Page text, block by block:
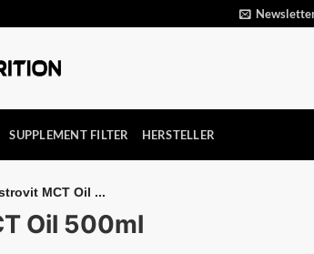
SUPPLEMENT FILTER HERSTELLER
MCT Oil ...
Oil 500ml